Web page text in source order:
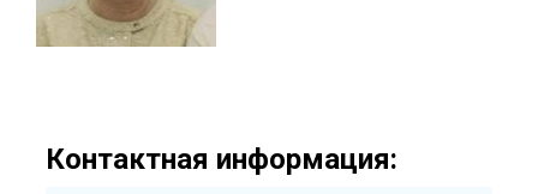
Контактная информация: